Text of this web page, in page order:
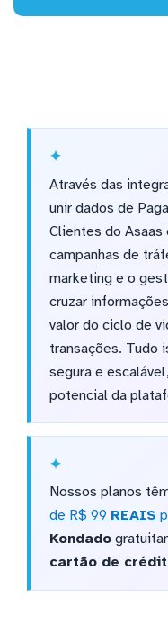
Através das
unir dados de
Clientes do
campanhas de
marketing e o
cruzar
valor do ciclo de
transações. Tudo
segura e
potencial da
Nossos planos
de R$ 99 REAIS
Kondado
cartão de